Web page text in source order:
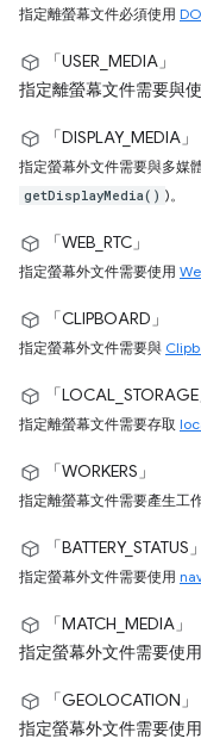
指定離螢幕文件必須使用
「USER_MEDIA」
指定離螢幕文件需要與
「DISPLAY_MEDIA」
指定螢幕外文件需要與多媒
getDisplayMedia() )。
「WEB_RTC」
指定螢幕外文件需要使用
「CLIPBOARD」
指定螢幕外文件需要與
「LOCAL_STORAGE
指定離螢幕文件需要存取
「WORKERS」
指定離螢幕文件需要產生工作
「BATTERY_STATUS」
指定螢幕外文件需要使用
「MATCH_MEDIA」
指定螢幕外文件需要使用
「GEOLOCATION」
指定螢幕外文件需要使用